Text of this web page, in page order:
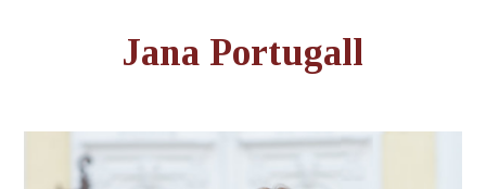
Jana Portugall